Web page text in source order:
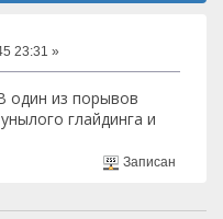
23:31 »
один из порывов
глайдинга и
Записан